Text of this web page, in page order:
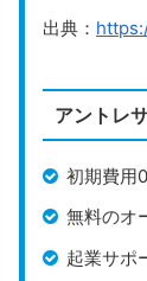
法人登記
その他の
す。さらに
力です。
用開始でき
たりです。
届いた郵便
出典：
アントレ
初期費用
無料のオ
起業サポ